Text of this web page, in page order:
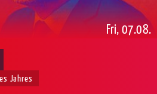
Fri, 07.08.
Jahres